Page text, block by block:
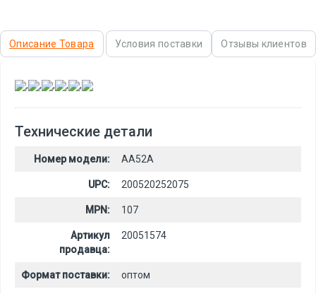
Описание Товара Условия поставки Отзывы клиентов
, , , , ,
Технические детали
Номер модели: AA52A
UPC: 200520252075
MPN: 107
Артикул
продавца:
20051574
Формат поставки: оптом